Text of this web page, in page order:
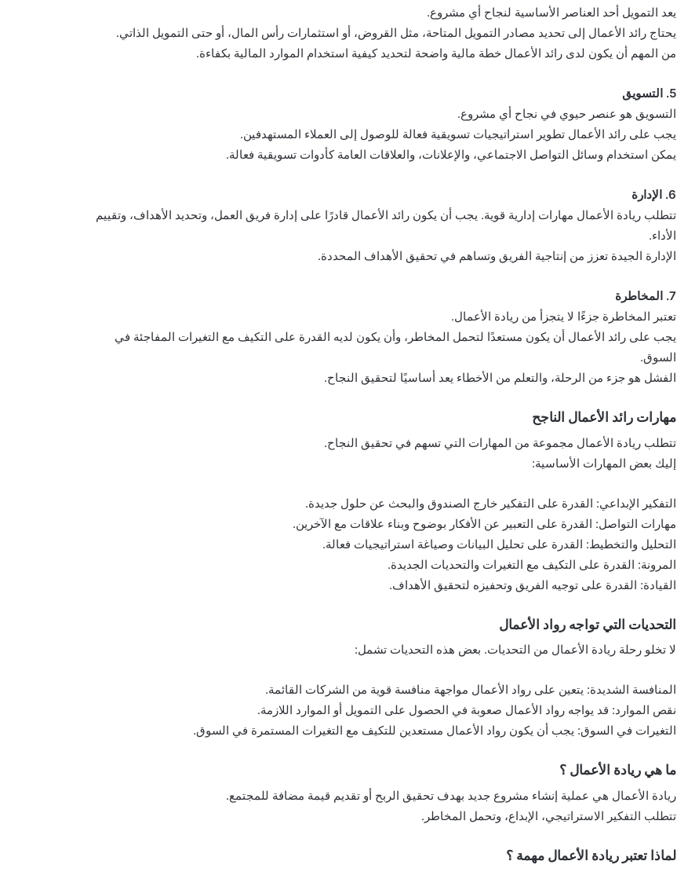
يعد التمويل أحد العناصر الأساسية لنجاح أي مشروع.
يحتاج رائد الأعمال إلى تحديد مصادر التمويل المتاحة، مثل القروض، أو استثمارات رأس المال، أو حتى التمويل الذاتي.
من المهم أن يكون لدى رائد الأعمال خطة مالية واضحة لتحديد كيفية استخدام الموارد المالية بكفاءة.
5. التسويق
التسويق هو عنصر حيوي في نجاح أي مشروع.
يجب على رائد الأعمال تطوير استراتيجيات تسويقية فعالة للوصول إلى العملاء المستهدفين.
يمكن استخدام وسائل التواصل الاجتماعي، والإعلانات، والعلاقات العامة كأدوات تسويقية فعالة.
6. الإدارة
تتطلب ريادة الأعمال مهارات إدارية قوية. يجب أن يكون رائد الأعمال قادرًا على إدارة فريق العمل، وتحديد الأهداف، وتقييم
الأداء.
الإدارة الجيدة تعزز من إنتاجية الفريق وتساهم في تحقيق الأهداف المحددة.
7. المخاطرة
تعتبر المخاطرة جزءًا لا يتجزأ من ريادة الأعمال.
يجب على رائد الأعمال أن يكون مستعدًا لتحمل المخاطر، وأن يكون لديه القدرة على التكيف مع التغيرات المفاجئة في
السوق.
الفشل هو جزء من الرحلة، والتعلم من الأخطاء يعد أساسيًا لتحقيق النجاح.
مهارات رائد الأعمال الناجح
تتطلب ريادة الأعمال مجموعة من المهارات التي تسهم في تحقيق النجاح.
إليك بعض المهارات الأساسية:
التفكير الإبداعي: القدرة على التفكير خارج الصندوق والبحث عن حلول جديدة.
مهارات التواصل: القدرة على التعبير عن الأفكار بوضوح وبناء علاقات مع الآخرين.
التحليل والتخطيط: القدرة على تحليل البيانات وصياغة استراتيجيات فعالة.
المرونة: القدرة على التكيف مع التغيرات والتحديات الجديدة.
القيادة: القدرة على توجيه الفريق وتحفيزه لتحقيق الأهداف.
التحديات التي تواجه رواد الأعمال
لا تخلو رحلة ريادة الأعمال من التحديات. بعض هذه التحديات تشمل:
المنافسة الشديدة: يتعين على رواد الأعمال مواجهة منافسة قوية من الشركات القائمة.
نقص الموارد: قد يواجه رواد الأعمال صعوبة في الحصول على التمويل أو الموارد اللازمة.
التغيرات في السوق: يجب أن يكون رواد الأعمال مستعدين للتكيف مع التغيرات المستمرة في السوق.
ما هي ريادة الأعمال ؟
ريادة الأعمال هي عملية إنشاء مشروع جديد بهدف تحقيق الربح أو تقديم قيمة مضافة للمجتمع.
تتطلب التفكير الاستراتيجي، الإبداع، وتحمل المخاطر.
لماذا تعتبر ريادة الأعمال مهمة ؟